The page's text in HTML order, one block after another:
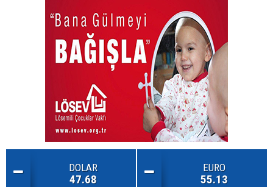
DOLAR
47.68
EURO
55.13